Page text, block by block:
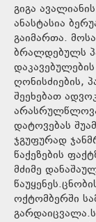
გიგა
ანასტასია
გაიმართა.
ბრალდებულს
ღონისძიების,
შეეხებათ
დატოვებას
ჯგუფურად
წაქეზების
მძიმე
ოქტომბერში